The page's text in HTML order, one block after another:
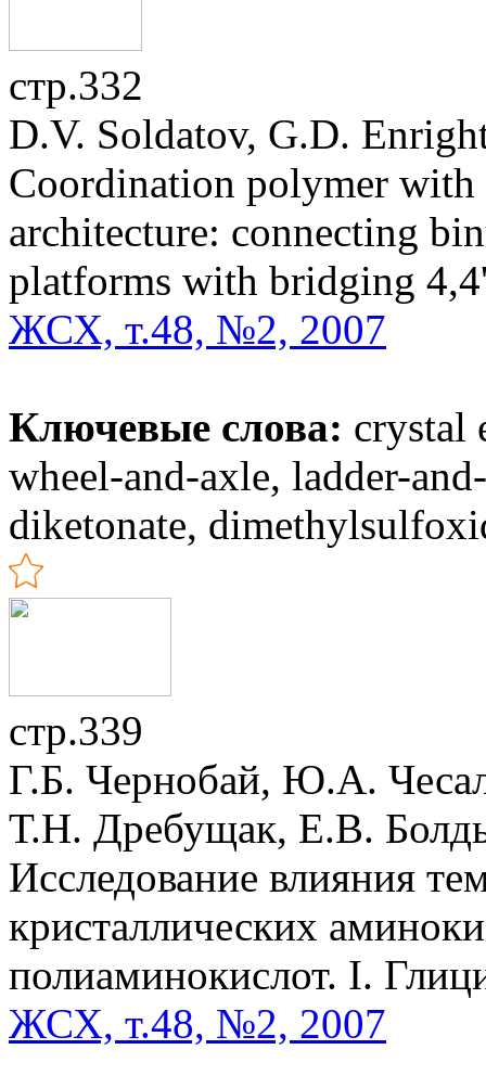
стр.332
D.V. Soldatov, G.D.
Coordination polymer with
architecture: connecting
platforms with bridging
ЖСХ, т.48, №2, 2007
Ключевые слова: crystal
wheel-and-axle, ladder-
diketonate,
стр.339
Г.Б. Чернобай, Ю.А.
Т.Н. Дребущак, Е.В.
Исследование влияния
кристаллических
полиаминокислот. I.
ЖСХ, т.48, №2, 2007